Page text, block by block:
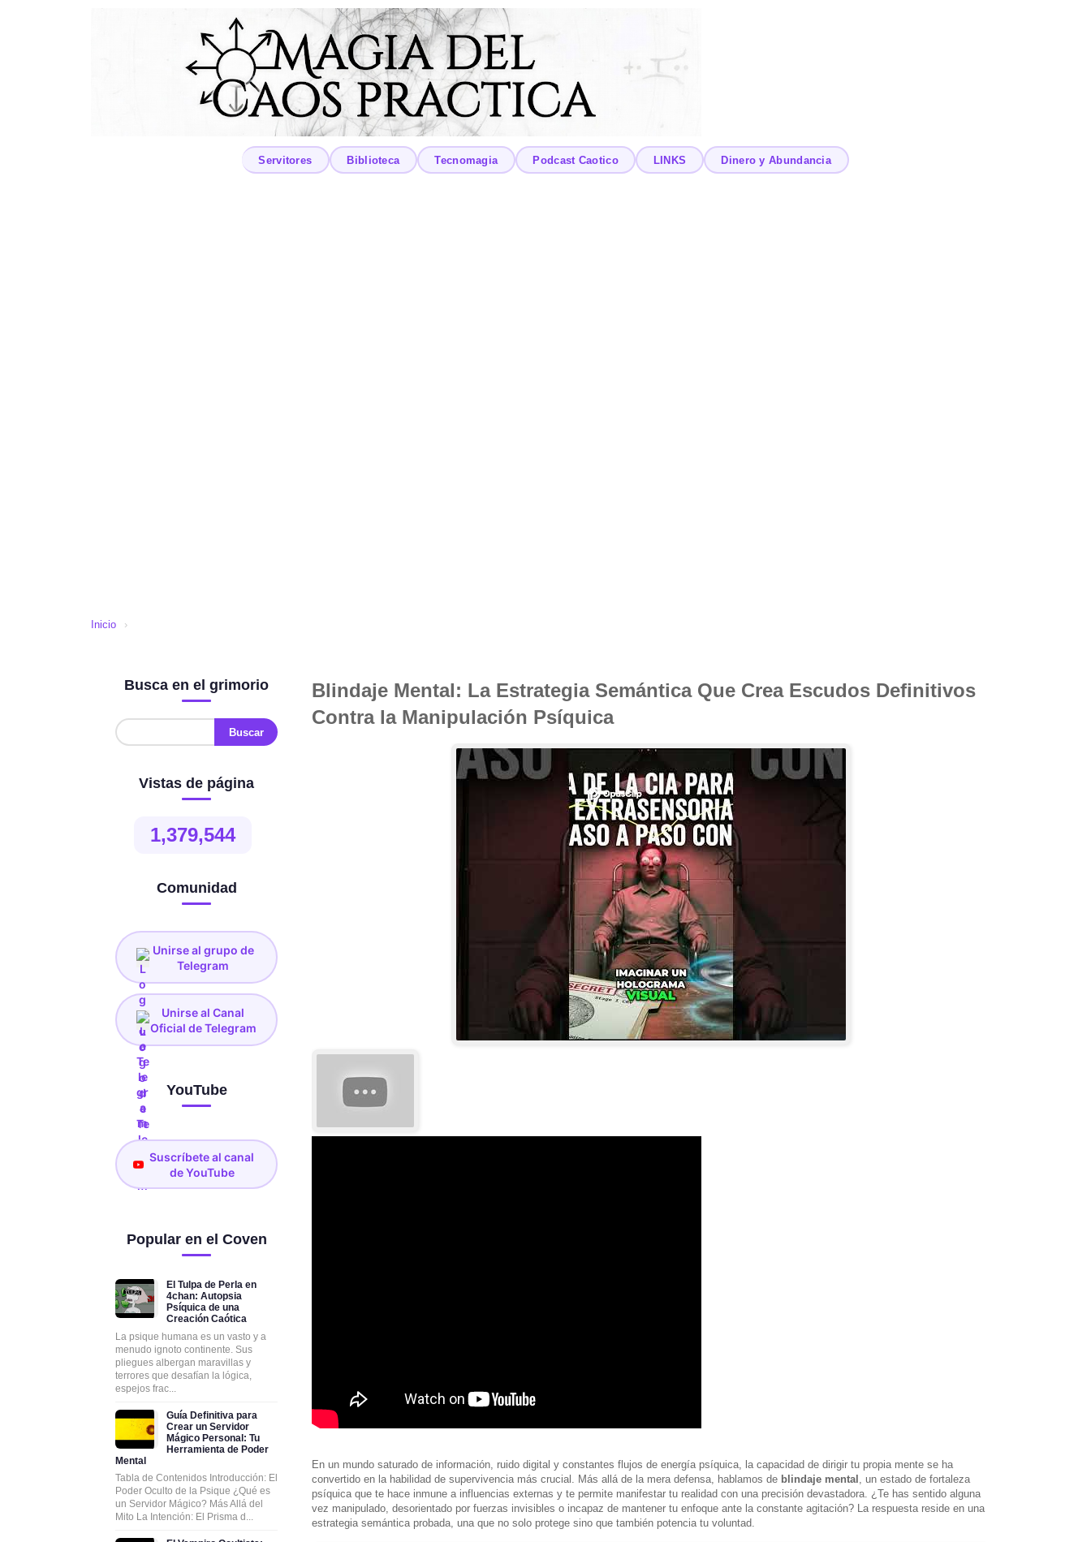
Servitores Biblioteca Tecnomagia Podcast Caotico LINKS Dinero y Abundancia
Inicio ›
Blindaje Mental: La Estrategia Semántica Que Crea Escudos Definitivos
Contra la Manipulación Psíquica
En un mundo saturado de información, ruido digital y constantes flujos de energía psíquica, la capacidad de dirigir tu propia mente se ha
convertido en la habilidad de supervivencia más crucial. Más allá de la mera defensa, hablamos de blindaje mental , un estado de fortaleza
psíquica que te hace inmune a influencias externas y te permite manifestar tu realidad con una precisión devastadora. ¿Te has sentido alguna
vez manipulado, desorientado por fuerzas invisibles o incapaz de mantener tu enfoque ante la constante agitación? La respuesta reside en una
estrategia semántica probada, una que no solo protege sino que también potencia tu voluntad.
Busca en el grimorio
Vistas de página
1,379,544
Comunidad
Unirse al grupo de
Telegram
Unirse al Canal
Oficial de Telegram
YouTube
Suscríbete al canal
de YouTube
Popular en el Coven
El Tulpa de Perla en
4chan: Autopsia
Psíquica de una
Creación Caótica
La psique humana es un vasto y a
menudo ignoto continente. Sus
pliegues albergan maravillas y
terrores que desafían la lógica,
espejos frac...
Guía Definitiva para
Crear un Servidor
Mágico Personal: Tu
Herramienta de Poder
Mental
Tabla de Contenidos Introducción: El
Poder Oculto de la Psique ¿Qué es
un Servidor Mágico? Más Allá del
Mito La Intención: El Prisma d...